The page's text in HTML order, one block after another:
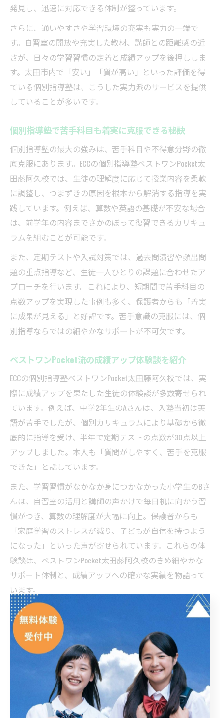
発見し、迅速に対応できる体制が整っています。
さらに、通いやすさや学習環境の充実も実力の一端で
す。自習室の開放や充実した教材、講師との距離感の近
さが、日々の学習習慣の定着と成績アップを後押ししま
す。太田市内で「安い」「質が高い」といった評価を得
ている個別指導塾は、こうした実力派のサービスを提供
していることが多いです。
個別指導塾で苦手科目も着実に克服できる秘訣
個別指導塾の最大の強みは、苦手科目や不得意分野の徹
底克服にあります。ECCの個別指導塾ベストワンPocket太
田藤阿久校では、生徒の理解度に応じて授業内容を柔軟
に調整し、つまずきの原因を根本から解消する指導を実
践しています。例えば、算数や英語の基礎が不安な場合
は、前学年の内容までさかのぼって復習できるカリキュ
ラムを組むことが可能です。
また、定期テストや入試対策では、過去問演習や頻出問
題の重点指導など、生徒一人ひとりの課題に合わせたア
プローチを行います。これにより、短期間で苦手科目の
点数アップを実現した事例も多く、保護者からも「着実
に成果が見える」と好評です。苦手意識の克服には、個
別指導ならではの細やかなサポートが不可欠です。
ベストワンPocket流の成績アップ体験談を紹介
ECCの個別指導塾ベストワンPocket太田藤阿久校では、実
際に成績アップを果たした生徒の体験談が多数寄せられ
ています。例えば、中学2年生のAさんは、入塾当初は英
語が苦手でしたが、個別カリキュラムにより基礎から徹
底的に指導を受け、半年で定期テストの点数が30点以上
アップしました。本人も「質問がしやすく、苦手を克服
できた」と話しています。
また、学習習慣がなかなか身につかなかった小学生のBさ
んは、自習室の活用と講師の声かけで毎日机に向かう習
慣がつき、算数の理解度が大幅に向上。保護者からも
「家庭学習のストレスが減り、子どもが自信を持つよう
になった」といった声が寄せられています。これらの体
験談は、ベストワンPocket太田藤阿久校のきめ細やかな
サポート体制と、成績アップへの確かな実績を物語って
います。
個別指導塾が太田市の学力向上に強い理由
太田市では、地域の教育事情や学校ごとの出題傾向に精
通した講師が多いことが、個別指導塾の強みです。ベス
トワンPocket太田藤阿久校でも、地元中学・高校のカリ
キュラムや定期テストの特徴を把握し、ピンポイントで
対策指導を行っています。これにより、地元ならではの
課題やニーズに的確に応えることができます。